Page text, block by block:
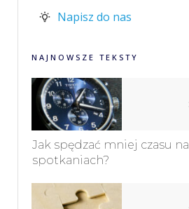
Napisz do nas
NAJNOWSZE TEKSTY
Jak spędzać mniej czasu na
spotkaniach?